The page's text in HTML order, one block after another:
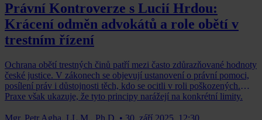
Právní Kontroverze s Lucií Hrdou:
Krácení odměn advokátů a role obětí v
trestním řízení
Ochrana obětí trestných činů patří mezi často zdůrazňované hodnoty
české justice. V zákonech se objevují ustanovení o právní pomoci,
posílení práv i důstojnosti těch, kdo se ocitli v roli poškozených.
Praxe však ukazuje, že tyto principy narážejí na konkrétní limity.
Mgr. Petr Agha, LL.M., Ph.D. • 30. září 2025, 12:30